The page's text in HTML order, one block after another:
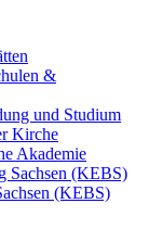
&
und Studium
Kirche
Akademie
(KEBS)